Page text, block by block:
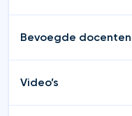
Bevoegde docenten
Video’s